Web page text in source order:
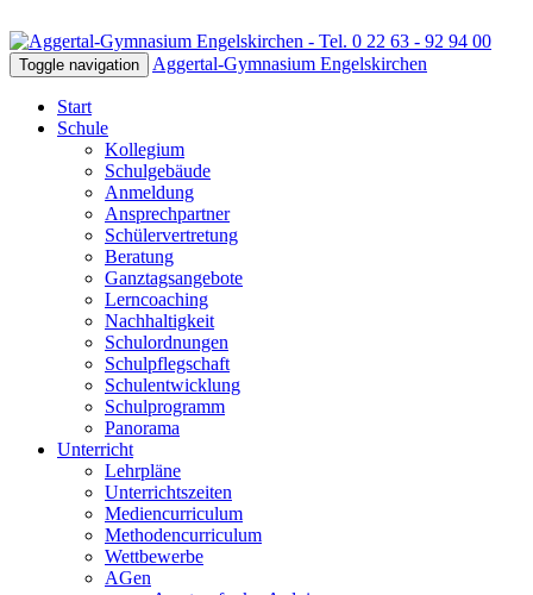
Toggle navigation Aggertal-Gymnasium Engelskirchen
Start
Schule
Kollegium
Schulgebäude
Anmeldung
Ansprechpartner
Schülervertretung
Beratung
Ganztagsangebote
Lerncoaching
Nachhaltigkeit
Schulordnungen
Schulpflegschaft
Schulentwicklung
Schulprogramm
Panorama
Unterricht
Lehrpläne
Unterrichtszeiten
Mediencurriculum
Methodencurriculum
Wettbewerbe
AGen